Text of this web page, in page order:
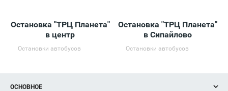
Остановка "ТРЦ Планета"
в центр
Остановки автобусов
Остановка "ТРЦ Планета"
в Сипайлово
Остановки автобусов
ОСНОВНОЕ